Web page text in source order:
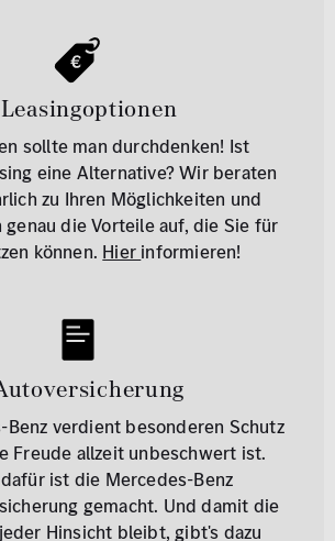
Leasingoptionen
sollte man durchdenken! Ist
eine Alternative? Wir beraten
zu Ihren Möglichkeiten und
genau die Vorteile auf, die Sie für
können. Hier informieren!
Benz verdient besonderen Schutz
Freude allzeit unbeschwert ist.
ist die Mercedes-Benz
gemacht. Und damit die
Hinsicht bleibt, gibt's dazu